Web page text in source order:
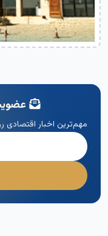
مهم‌ترین اخبار اقتصادی